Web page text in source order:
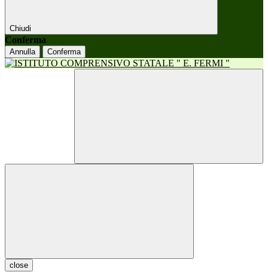
Chiudi
Conferma
Annulla Conferma
close